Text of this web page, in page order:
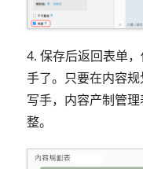
4. 保存后返回表单
手了。只要在内容
写手，内容产制管
整。